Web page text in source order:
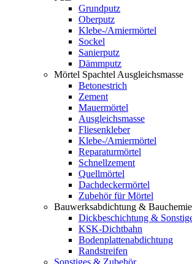
Grundputz
Oberputz
Klebe-/Amiermörtel
Sockel
Sanierputz
Dämmputz
Mörtel Spachtel Ausgleichsmasse
Betonestrich
Zement
Mauermörtel
Ausgleichsmasse
Fliesenkleber
Klebe-/Amiermörtel
Reparaturmörtel
Schnellzement
Quellmörtel
Dachdeckermörtel
Zubehör für Mörtel
Bauwerksabdichtung & Bauchemie
Dickbeschichtung &
KSK-Dichtbahn
Bodenplattenabdichtung
Randstreifen
Sonstiges & Zubehör